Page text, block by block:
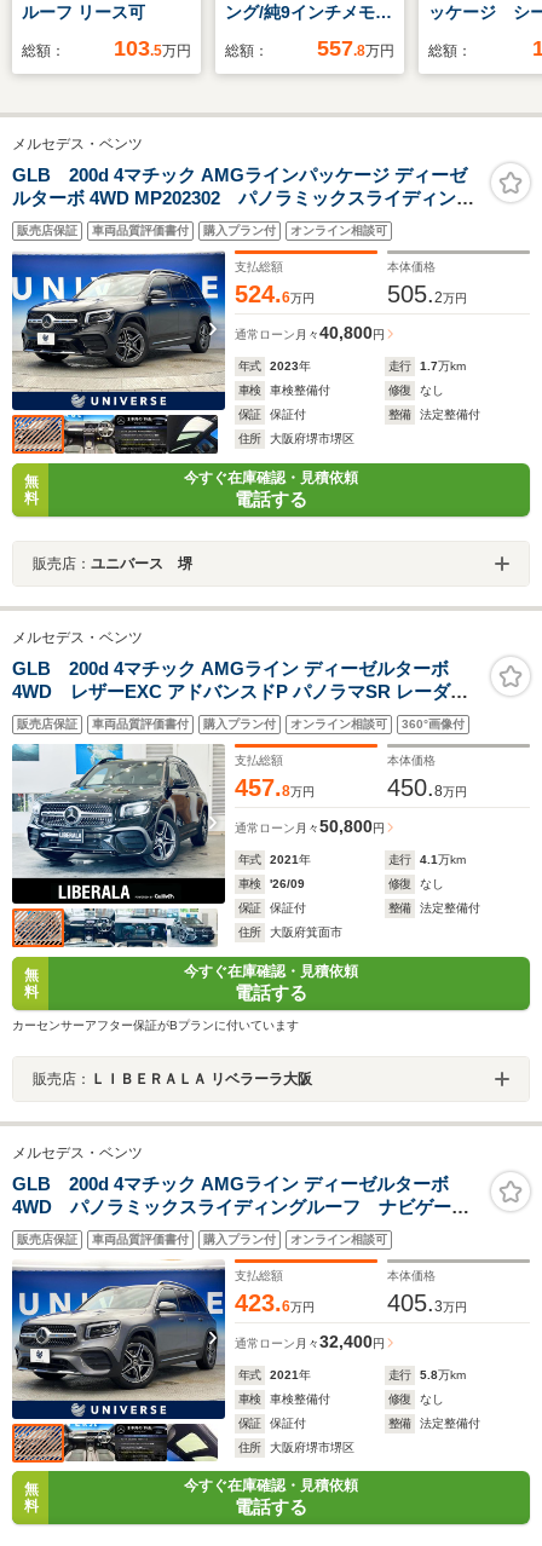
ルーフ リース可
総額： 103.5万円
ング/純9インチメモリ
ナビ/フルセグ/バック
ル/レーンキープアシ
コ/LEDオート/フォグ/
オートハイビーム/ビ
ルトインETC2.0/純19
インチAW
総額： 557.8万円
ッケージ シ
ター LEDヘ
ー コーナー
年保証付き
総額：
メルセデス・ベンツ
GLB 200d 4マチック AMGラインパッケージ ディーゼ
ルターボ 4WD MP202302 パノラミックスライディング
ルーフ 全周囲カメラ ハーフレザーシート 前席パワ
ーシート 前席シートヒーター パワーバックドア 純
正19インチAW アダプティブハイビームアシストプラ
ス プライバシーガラス
販売店保証 車両品質評価書付 購入プラン付 オンライン相談可
支払総額
524.6万円
本体価格
505.2万円
通常ローン 月々40,800円
年式 2023年 走行 1.7万km
車検
車検整備付 修復
なし
保証
保証付 整備
法定整備付
住所
大阪府堺市堺区
無
料
今すぐ在庫確認・見積依頼
電話する
販売店： ユニバース 堺
メルセデス・ベンツ
GLB 200d 4マチック AMGライン ディーゼルターボ
4WD レザーEXC アドバンスドP パノラマSR レーダー
セーフティ ACC HUD 純正ナビ TV 360° 純正19インチ
AW LEDヘッドライト 電動リアゲート 黒革 メモリ付きパ
ワーシート シートヒーター ワイヤレス充電 リアモニター
販売店保証 車両品質評価書付 購入プラン付 オンライン相談可 360°画像付
支払総額
457.8万円
本体価格
450.8万円
通常ローン 月々50,800円
年式 2021年 走行 4.1万km
車検
'26/09 修復
なし
保証
保証付 整備
法定整備付
住所
大阪府箕面市
無
料
今すぐ在庫確認・見積依頼
電話する
カーセンサーアフター保証がBプランに付いています
販売店： ＬＩＢＥＲＡＬＡ リベラーラ大阪
メルセデス・ベンツ
GLB 200d 4マチック AMGライン ディーゼルターボ
4WD パノラミックスライディングルーフ ナビゲーシ
ョンPKG フットトランクオープナー アンビエントラ
イト 全周囲カメラ ハーフレザーシート 前席シート
ヒーター 前席パワーシート オートハイビーム 禁煙
車
販売店保証 車両品質評価書付 購入プラン付 オンライン相談可
支払総額
423.6万円
本体価格
405.3万円
通常ローン 月々32,400円
年式 2021年 走行 5.8万km
車検
車検整備付 修復
なし
保証
保証付 整備
法定整備付
住所
大阪府堺市堺区
無
料
今すぐ在庫確認・見積依頼
電話する